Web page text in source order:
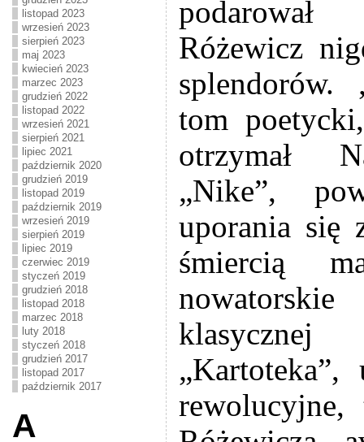
listopad 2023
wrzesień 2023
sierpień 2023
maj 2023
kwiecień 2023
marzec 2023
grudzień 2022
listopad 2022
wrzesień 2021
sierpień 2021
lipiec 2021
październik 2020
grudzień 2019
listopad 2019
październik 2019
wrzesień 2019
sierpień 2019
lipiec 2019
czerwiec 2019
styczeń 2019
grudzień 2018
listopad 2018
marzec 2018
luty 2018
styczeń 2018
grudzień 2017
listopad 2017
październik 2017
A
Różewicz
splendorów.
tom
otrzymał
„Nike”,
uporania się
śmiercią
„Kartoteka”,